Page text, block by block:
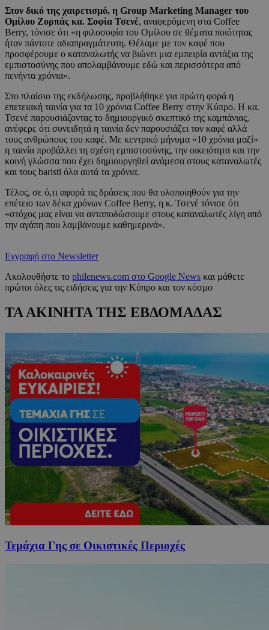
Στον δικό της χαιρετισμό, η Group Marketing Μanager του
Ομίλου Ζορπάς κα. Σοφία Τσενέ, αναφερόμενη στα Coffee
Berry, τόνισε ότι «η φιλοσοφία του Ομίλου σε θέματα ποιότητας
ήταν πάντοτε αδιαπραγμάτευτη. Θέλαμε με τον καφέ που
προσφέρουμε ο καταναλωτής να βιώνει μια εμπειρία αντάξια της
εμπιστοσύνης που απολαμβάνουμε εδώ και περισσότερα από
πενήντα χρόνια».
Στο πλαίσιο της εκδήλωσης, προβλήθηκε για πρώτη φορά η
επετειακή ταινία για τα 10 χρόνια Coffee Berry στην Κύπρο. Η κα.
Τσενέ παρουσιάζοντας το δημιουργικό σκεπτικό της καμπάνιας,
ανέφερε ότι συνειδητά η ταινία δεν παρουσιάζει τον καφέ αλλά
τους ανθρώπους του καφέ. Με κεντρικό μήνυμα «10 χρόνια μαζί»
η ταινία προβάλλει τη σχέση εμπιστοσύνης, την οικειότητα και την
κοινή γλώσσα που έχει δημιουργηθεί ανάμεσα στους καταναλωτές
και τους baristi όλα αυτά τα χρόνια.
Τέλος, σε ό,τι αφορά τις δράσεις που θα υλοποιηθούν για την
επέτειο των δέκα χρόνων Coffee Berry, η κ. Τσενέ τόνισε ότι
«στόχος μας είναι να ανταποδώσουμε στους καταναλωτές λίγη από
την αγάπη που λαμβάνουμε καθημερινά».
Εγγραφή στο Newsletter
Ακολουθήστε το philenews.com στο Google News και μάθετε
πρώτοι όλες τις ειδήσεις για την Κύπρο και τον κόσμο
ΤΑ ΑΚΙΝΗΤΑ ΤΗΣ ΕΒΔΟΜΑΔΑΣ
Τεμάχια Γης σε Οικιστικές Περιοχές